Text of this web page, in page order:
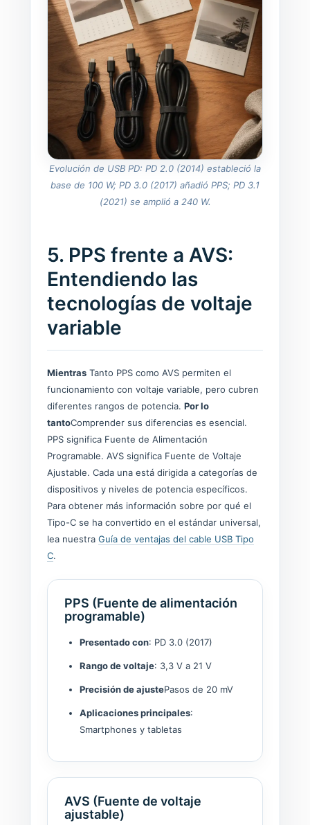
Evolución de USB PD: PD 2.0 (2014) estableció la
base de 100 W; PD 3.0 (2017) añadió PPS; PD 3.1
(2021) se amplió a 240 W.
5. PPS frente a AVS:
Entendiendo las
tecnologías de voltaje
variable
Mientras Tanto PPS como AVS permiten el
funcionamiento con voltaje variable, pero cubren
diferentes rangos de potencia. Por lo
tantoComprender sus diferencias es esencial.
PPS significa Fuente de Alimentación
Programable. AVS significa Fuente de Voltaje
Ajustable. Cada una está dirigida a categorías de
dispositivos y niveles de potencia específicos.
Para obtener más información sobre por qué el
Tipo-C se ha convertido en el estándar universal,
lea nuestra Guía de ventajas del cable USB Tipo
C.
PPS (Fuente de alimentación
programable)
Presentado con: PD 3.0 (2017)
Rango de voltaje: 3,3 V a 21 V
Precisión de ajustePasos de 20 mV
Aplicaciones principales:
Smartphones y tabletas
AVS (Fuente de voltaje
ajustable)